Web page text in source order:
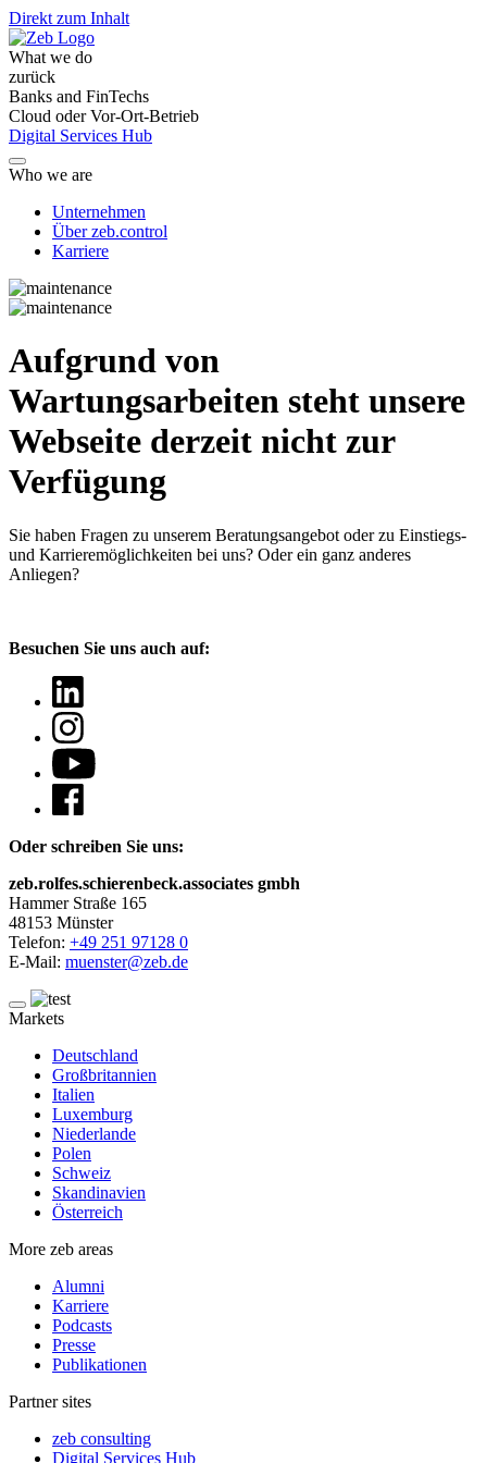
Direkt zum Inhalt
What we do
zurück
Banks and FinTechs
Cloud oder Vor-Ort-Betrieb
Digital Services Hub
Who we are
Unternehmen
Über zeb.control
Karriere
Aufgrund von
Wartungsarbeiten steht unsere
Webseite derzeit nicht zur
Verfügung
Sie haben Fragen zu unserem Beratungsangebot oder zu Einstiegs-
und Karrieremöglichkeiten bei uns? Oder ein ganz anderes
Anliegen?
Besuchen Sie uns auch auf:
Oder schreiben Sie uns:
zeb.rolfes.schierenbeck.associates gmbh
Hammer Straße 165
48153 Münster
Telefon: +49 251 97128 0
E-Mail: muenster@zeb.de
Markets
Deutschland
Großbritannien
Italien
Luxemburg
Niederlande
Polen
Schweiz
Skandinavien
Österreich
More zeb areas
Alumni
Karriere
Podcasts
Presse
Publikationen
Partner sites
zeb consulting
Digital Services Hub